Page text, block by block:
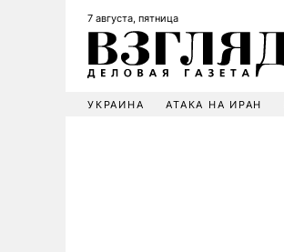
7 августа, пятница
УКРАИНА АТАКА НА ИРАН